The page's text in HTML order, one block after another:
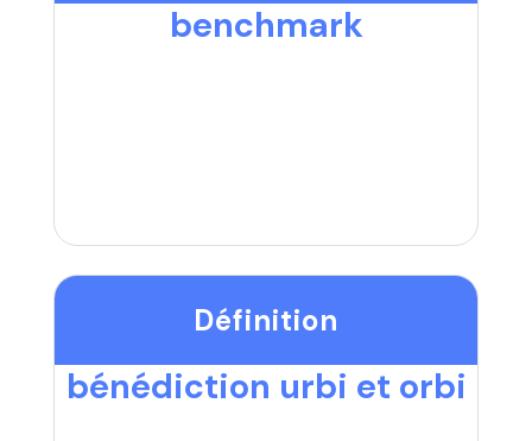
benchmark
Définition
bénédiction urbi et orbi